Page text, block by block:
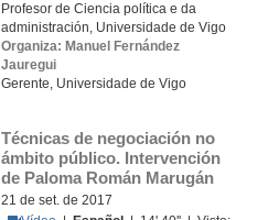
Profesor de Ciencia política e da
administración, Universidade de Vigo
Organiza: Manuel Fernández
Jauregui
Gerente, Universidade de Vigo
Técnicas de negociación no
ámbito público. Intervención
de Paloma Román Marugán
21 de set. de 2017